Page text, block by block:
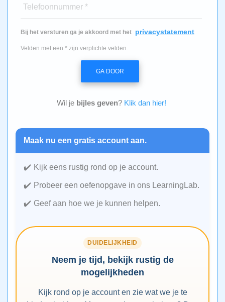
Telefoonnummer *
Bij het versturen ga je akkoord met het privacystatement
Velden met een * zijn verplichte velden.
GA DOOR
Wil je bijles geven? Klik dan hier!
Maak nu een gratis account aan.
Kijk eens rustig rond op je account.
Probeer een oefenopgave in ons LearningLab.
Geef aan hoe we je kunnen helpen.
DUIDELIJKHEID
Neem je tijd, bekijk rustig de
mogelijkheden
Kijk rond op je account en zie wat we je te